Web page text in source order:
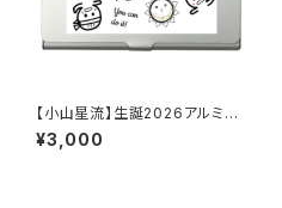
【小山星流】生誕2026アルミ名
刺ケース
¥3,000